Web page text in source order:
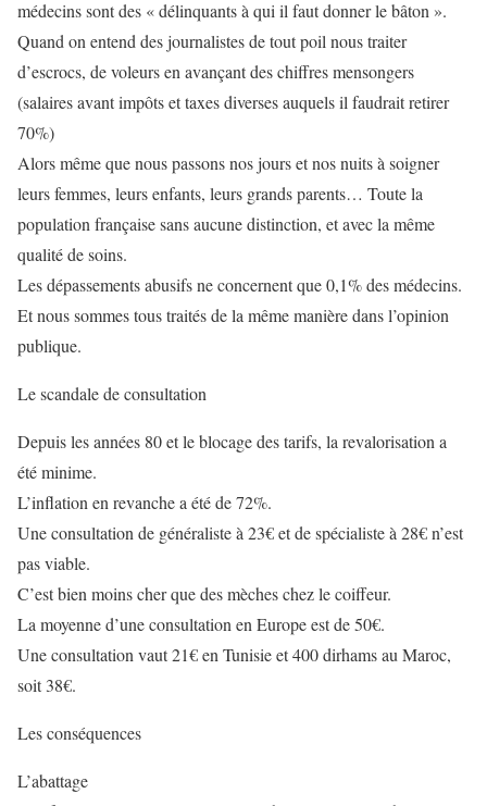
médecins sont des « délinquants à qui il faut donner le bâton ».
Quand on entend des journalistes de tout poil nous traiter
d’escrocs, de voleurs en avançant des chiffres mensongers
(salaires avant impôts et taxes diverses auquels il faudrait retirer
70%)
Alors même que nous passons nos jours et nos nuits à soigner
leurs femmes, leurs enfants, leurs grands parents… Toute la
population française sans aucune distinction, et avec la même
qualité de soins.
Les dépassements abusifs ne concernent que 0,1% des médecins.
Et nous sommes tous traités de la même manière dans l’opinion
publique.
Le scandale de consultation
Depuis les années 80 et le blocage des tarifs, la revalorisation a
été minime.
L’inflation en revanche a été de 72%.
Une consultation de généraliste à 23€ et de spécialiste à 28€ n’est
pas viable.
C’est bien moins cher que des mèches chez le coiffeur.
La moyenne d’une consultation en Europe est de 50€.
Une consultation vaut 21€ en Tunisie et 400 dirhams au Maroc,
soit 38€.
Les conséquences
L’abattage